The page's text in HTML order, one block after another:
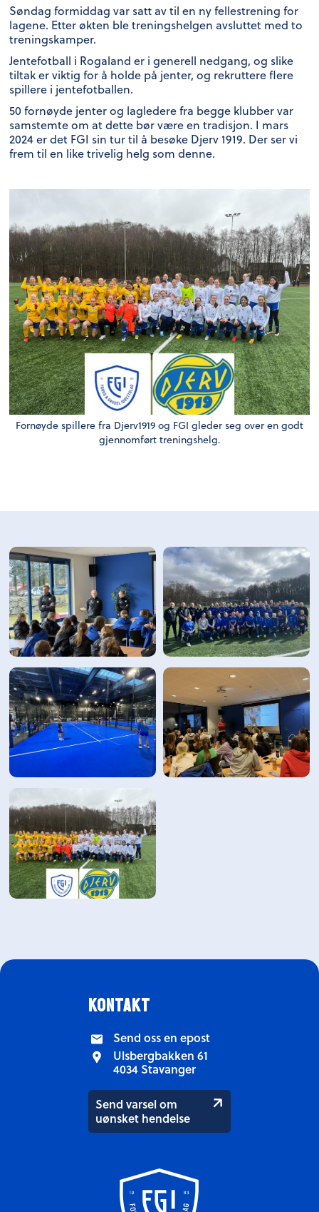
Søndag formiddag var satt av til en ny fellestrening for
lagene. Etter økten ble treningshelgen avsluttet med to
treningskamper.
Jentefotball i Rogaland er i generell nedgang, og slike
tiltak er viktig for å holde på jenter, og rekruttere flere
spillere i jentefotballen.
50 fornøyde jenter og lagledere fra begge klubber var
samstemte om at dette bør være en tradisjon. I mars
2024 er det FGI sin tur til å besøke Djerv 1919. Der ser vi
frem til en like trivelig helg som denne.
Fornøyde spillere fra Djerv1919 og FGI gleder seg over en godt
gjennomført treningshelg.
kontakt
Send oss en epost
Ulsbergbakken 61
4034 Stavanger
Send varsel om
uønsket hendelse